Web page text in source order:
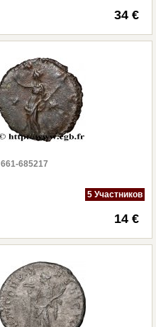
34 €
661-685217
5 Участников
14 €